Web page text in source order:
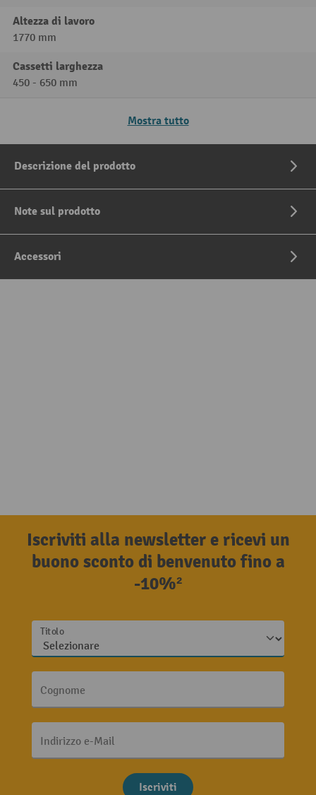
Altezza di lavoro
1770 mm
Cassetti larghezza
450 - 650 mm
Mostra tutto
Descrizione del prodotto
Note sul prodotto
Accessori
Iscriviti alla newsletter e ricevi un
buono sconto di benvenuto fino a
-10%²
Titolo
Cognome
Indirizzo e-Mail
Iscriviti